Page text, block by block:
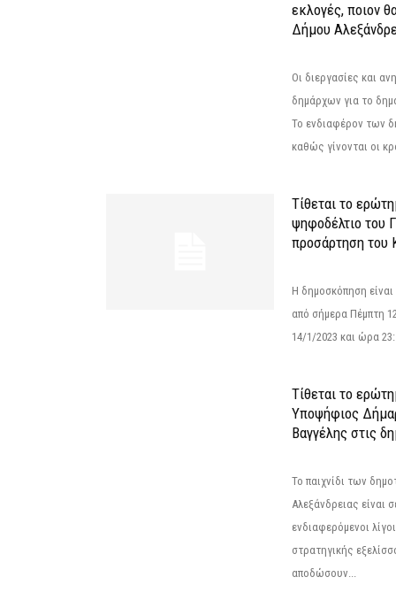
εκλογές, ποιον
Δήμου
Οι διεργασίες και
δημάρχων για το
Το ενδιαφέρον των
καθώς γίνονται οι
Τίθεται το
ψηφοδέλτιο του
προσάρτηση του
Η δημοσκόπηση
από σήμερα Πέμπτη
14/1/2023 και ώρα
Τίθεται το
Υποψήφιος
Βαγγέλης στις
Το παιχνίδι των
Αλεξάνδρειας είναι
ενδιαφερόμενοι
στρατηγικής
αποδώσουν...